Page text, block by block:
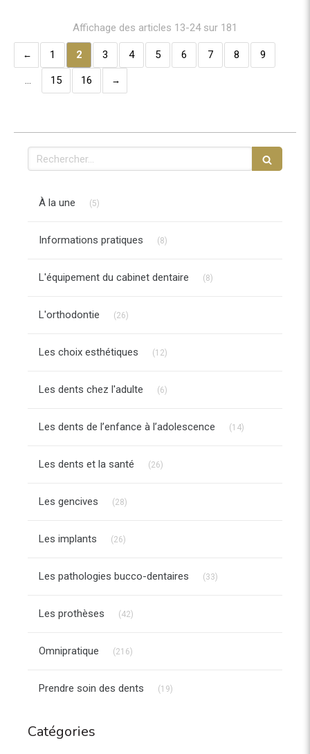
Affichage des articles 13-24 sur 181
1 2 3 4 5 6 7 8 9
… 15 16
Rechercher
À la une (5)
Informations pratiques (8)
L'équipement du cabinet dentaire (8)
L'orthodontie (26)
Les choix esthétiques (12)
Les dents chez l'adulte (6)
Les dents de l’enfance à l’adolescence (14)
Les dents et la santé (26)
Les gencives (28)
Les implants (26)
Les pathologies bucco-dentaires (33)
Les prothèses (42)
Omnipratique (216)
Prendre soin des dents (19)
Catégories